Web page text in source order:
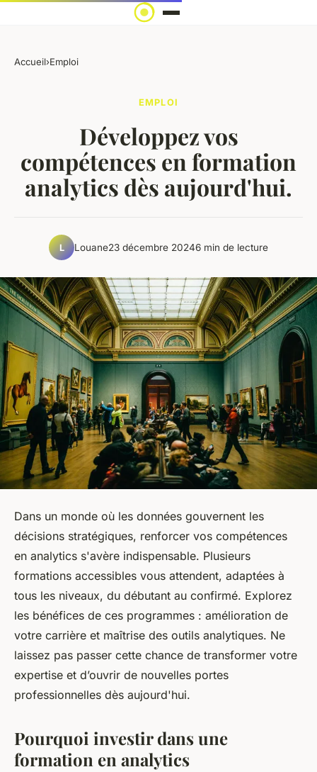
Accueil›Emploi
EMPLOI
Développez vos
compétences en formation
analytics dès aujourd'hui.
L Louane23 décembre 20246 min de lecture
Dans un monde où les données gouvernent les
décisions stratégiques, renforcer vos compétences
en analytics s'avère indispensable. Plusieurs
formations accessibles vous attendent, adaptées à
tous les niveaux, du débutant au confirmé. Explorez
les bénéfices de ces programmes : amélioration de
votre carrière et maîtrise des outils analytiques. Ne
laissez pas passer cette chance de transformer votre
expertise et d’ouvrir de nouvelles portes
professionnelles dès aujourd'hui.
Pourquoi investir dans une
formation en analytics